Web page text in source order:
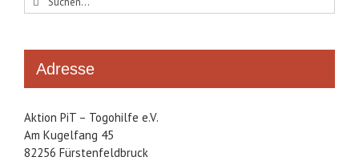
nach:
Adresse
Aktion PiT – Togohilfe e.V.
Am Kugelfang 45
82256 Fürstenfeldbruck